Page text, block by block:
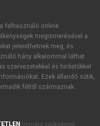
akcióiról.
Zrt. újdonságairól,
felhasználó online
megismerésével a
jeleníthetnek meg, és
hány alkalommal láthat
szervezetekkel és hirdetőkkel
Ezek állandó sütik,
féltől származnak.
(mindig szükséges)